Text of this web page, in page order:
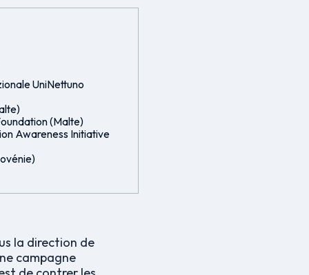
UniNettuno
(Malte)
Awareness Initiative
la direction de
campagne